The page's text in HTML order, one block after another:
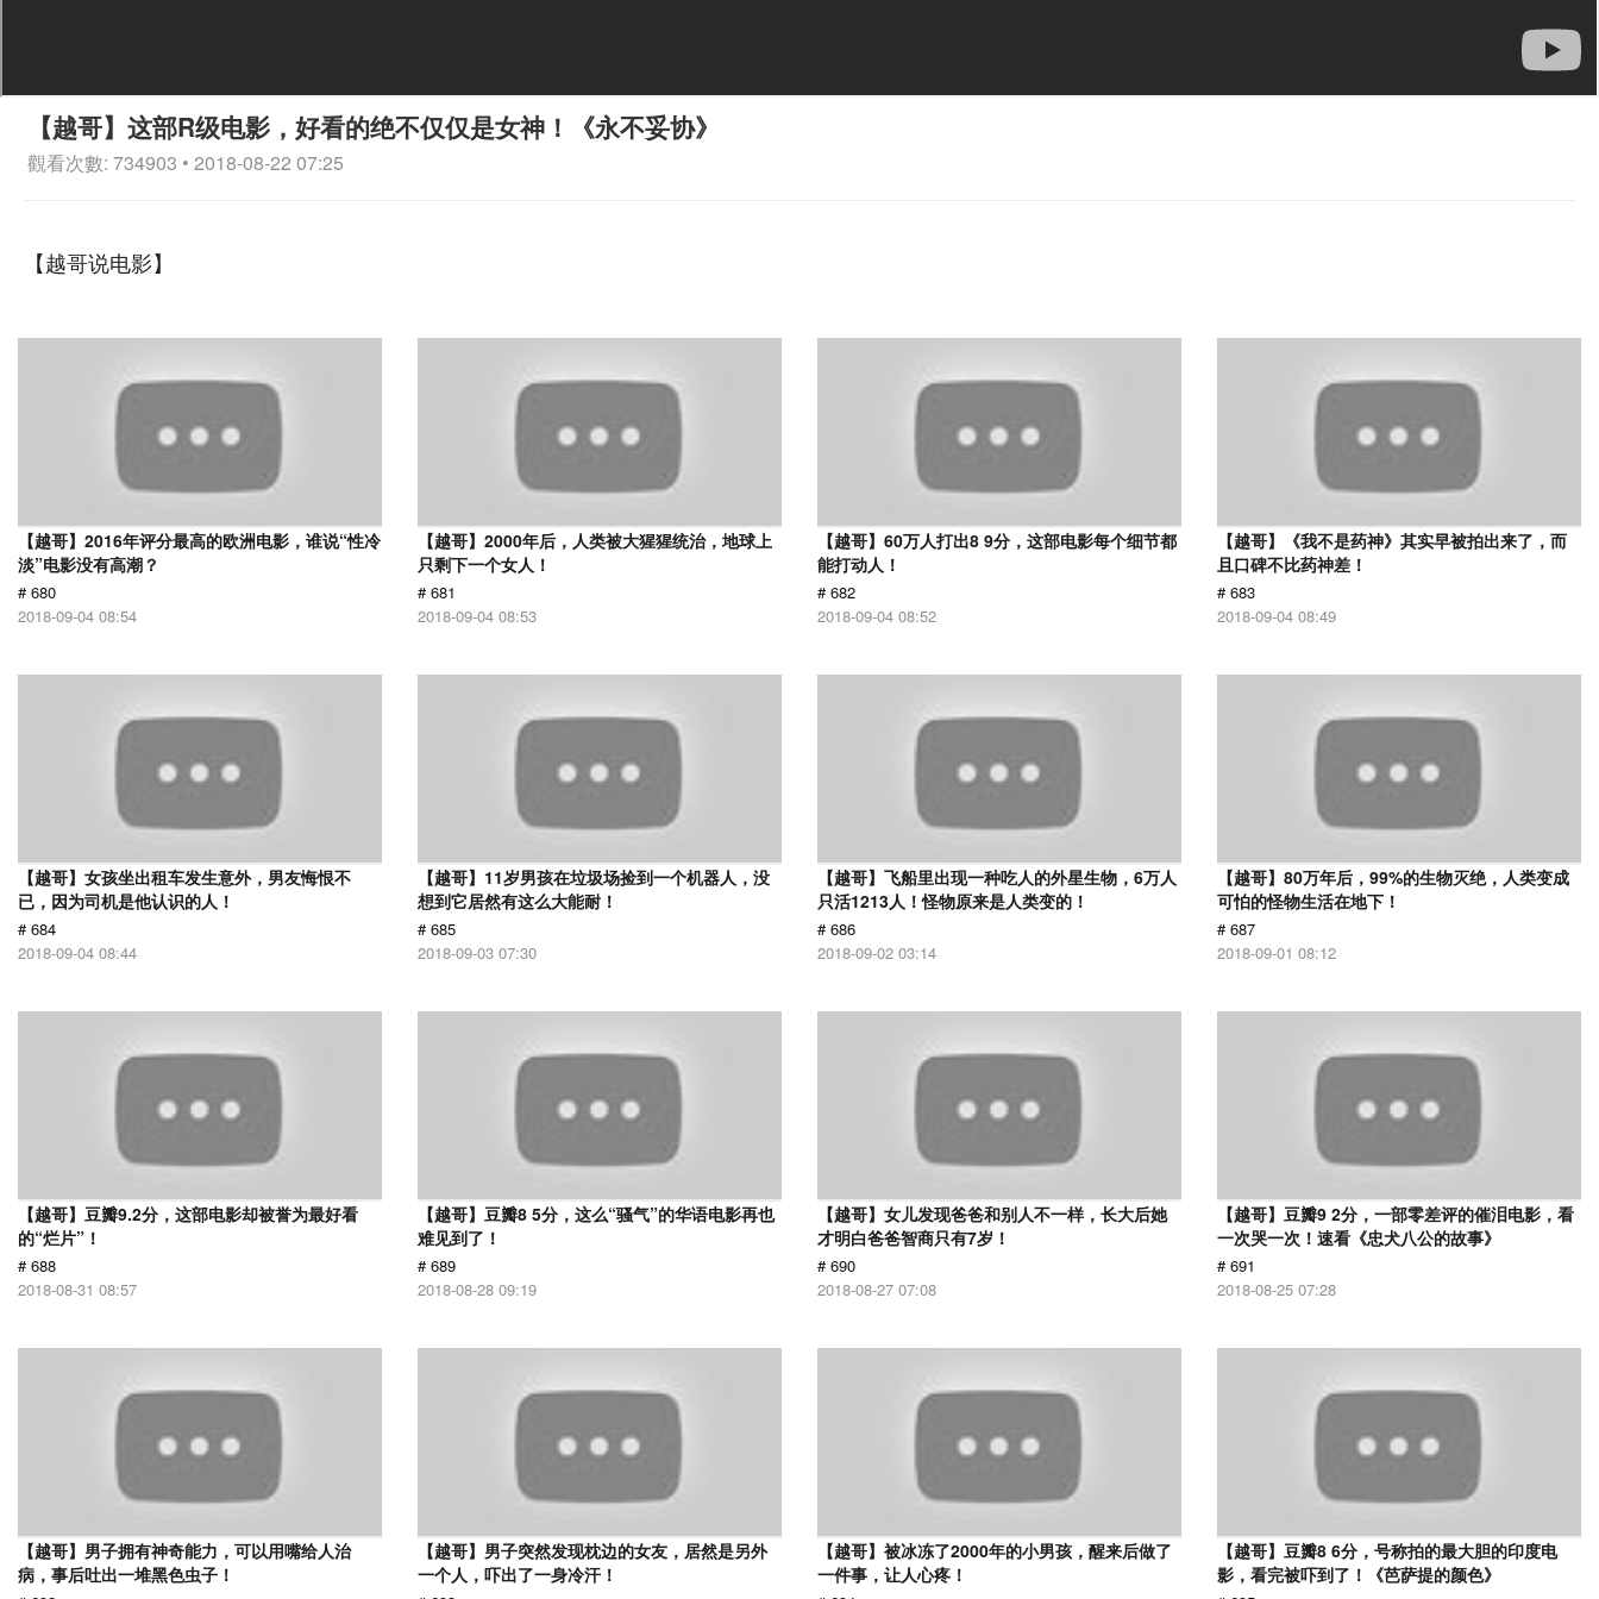
【越哥】这部R级电影，好看的绝不仅仅是女神！《永不妥协》
觀看次數: 734903 • 2018-08-22 07:25
【越哥说电影】
【越哥】2016年评分最高的欧洲电影，谁说“性冷
淡”电影没有高潮？
# 680
2018-09-04 08:54
【越哥】2000年后，人类被大猩猩统治，地球上
只剩下一个女人！
# 681
2018-09-04 08:53
【越哥】60万人打出8 9分，这部电影每个细节都
能打动人！
# 682
2018-09-04 08:52
【越哥】《我不是药神》其实早被拍出来了，而
且口碑不比药神差！
# 683
2018-09-04 08:49
【越哥】女孩坐出租车发生意外，男友悔恨不
已，因为司机是他认识的人！
# 684
2018-09-04 08:44
【越哥】11岁男孩在垃圾场捡到一个机器人，没
想到它居然有这么大能耐！
# 685
2018-09-03 07:30
【越哥】飞船里出现一种吃人的外星生物，6万人
只活1213人！怪物原来是人类变的！
# 686
2018-09-02 03:14
【越哥】80万年后，99%的生物灭绝，人类变成
可怕的怪物生活在地下！
# 687
2018-09-01 08:12
【越哥】豆瓣9.2分，这部电影却被誉为最好看
的“烂片”！
# 688
2018-08-31 08:57
【越哥】豆瓣8 5分，这么“骚气”的华语电影再也
难见到了！
# 689
2018-08-28 09:19
【越哥】女儿发现爸爸和别人不一样，长大后她
才明白爸爸智商只有7岁！
# 690
2018-08-27 07:08
【越哥】豆瓣9 2分，一部零差评的催泪电影，看
一次哭一次！速看《忠犬八公的故事》
# 691
2018-08-25 07:28
【越哥】男子拥有神奇能力，可以用嘴给人治
病，事后吐出一堆黑色虫子！
【越哥】男子突然发现枕边的女友，居然是另外
一个人，吓出了一身冷汗！
【越哥】被冰冻了2000年的小男孩，醒来后做了
一件事，让人心疼！
【越哥】豆瓣8 6分，号称拍的最大胆的印度电
影，看完被吓到了！《芭萨提的颜色》